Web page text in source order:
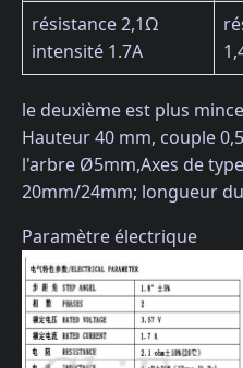
résistance 2,1Ω
intensité 1.7A
le deuxième est plus
Hauteur 40 mm, couple
l'arbre Ø5mm,Axes de
20mm/24mm; longueur
Paramètre électrique